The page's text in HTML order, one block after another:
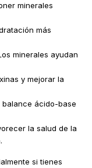
minerales
más
minerales ayudan
y mejorar la
balance ácido-base
la salud de la
si tienes